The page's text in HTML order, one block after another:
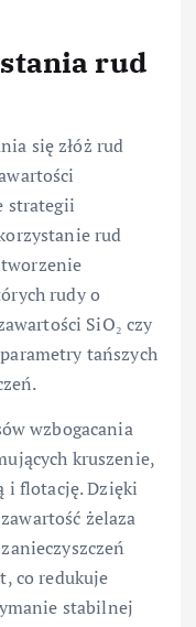
rud
się złóż rud
strategii
rud
rudy o
SiO₂ czy
tańszych
wzbogacania
kruszenie,
i flotację. Dzięki
żelaza
co redukuje
stabilnej